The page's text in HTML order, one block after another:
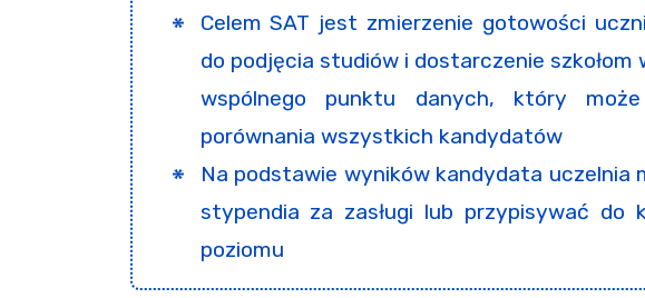
Celem SAT jest zmierzenie gotowości
do podjęcia studiów i dostarczenie szkołom
wspólnego punktu danych, który
porównania wszystkich kandydatów
Na podstawie wyników kandydata uczelnia
stypendia za zasługi lub przypisywać do
poziomu